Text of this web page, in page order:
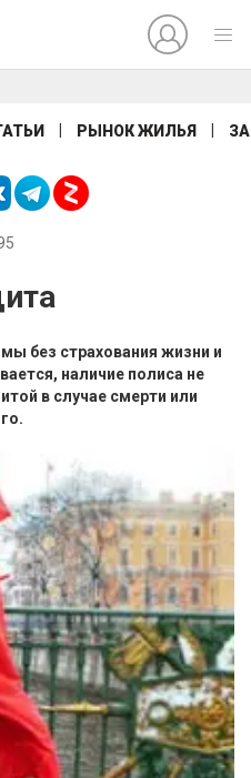
РЫНОК ЖИЛЬЯ
без страхования жизни и
наличие полиса не
в случае смерти или